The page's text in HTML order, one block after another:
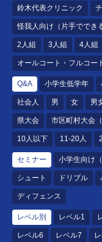
鈴木代表クリニック
怪我人向け（片手ででき
2人組 3人組 4人組
オールコート・フルコー
Q&A 小学生低学年
社会人 男 女 男
県大会 市区町村大会（
10人以下 11-20人
セミナー 小学生向け
シュート ドリブル
ディフェンス
レベル別 レベル1
レベル6 レベル7